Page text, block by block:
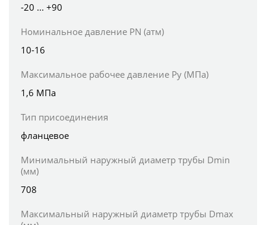
-20 ... +90
Номинальное давление PN (атм)
10-16
Максимальное рабочее давление Ру (МПа)
1,6 МПа
Тип присоединения
фланцевое
Минимальный наружный диаметр трубы Dmin
(мм)
708
Максимальный наружный диаметр трубы Dmax